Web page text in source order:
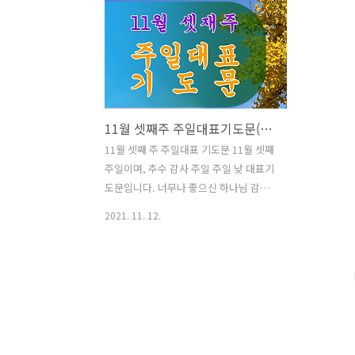
고, 친히 손으로 빚으시고 생명의 말씀으
로 낳으신 하나님 아버지, 어버이 주일을
맞아 하나님을 찬양하게 하심을 감사드립
니다. 모든 만물은 하나님 아버지의 것이
며, 하나님을 높이며 찬양하는 삶이 되게
하옵소서. 네 부모를 공경하라 하신 하나
님, 하나님은 부모님을 통해 저희들을 이
땅에 태어나게 하셨고, 부모 공경을 행하
게 하심으로 하나님을 섬기는 법을 가르
치셨습니다. 위태한 상황 속에서도 저희
우게 하..
11월 셋째주 주일대표기도문(추수감사절)
11월 셋째 주 주일대표 기도문 11월 셋째
주일이며, 추수 감사 주일 주일 낮 대표기
도문입니다. 너무나 좋으신 하나님 감사
2021. 11. 12.